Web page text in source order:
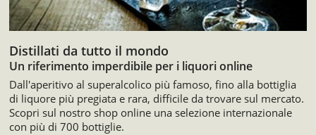
Distillati da tutto il mondo
Un riferimento imperdibile per i liquori online
Dall'aperitivo al superalcolico più famoso, fino alla bottiglia
di liquore più pregiata e rara, difficile da trovare sul mercato.
Scopri sul nostro shop online una selezione internazionale
con più di 700 bottiglie.